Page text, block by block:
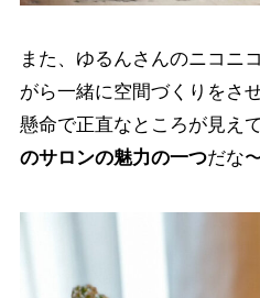
また、ゆるんさんのニコニ
がら一緒に空間づくりをさ
懸命で正直なところが見え
のサロンの魅力の一つだな